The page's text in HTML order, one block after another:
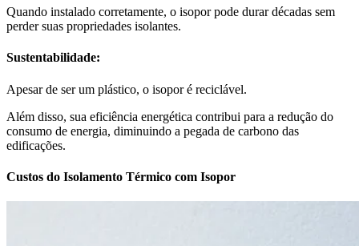
Quando instalado corretamente, o isopor pode durar décadas sem
perder suas propriedades isolantes.
Sustentabilidade:
Apesar de ser um plástico, o isopor é reciclável.
Além disso, sua eficiência energética contribui para a redução do
consumo de energia, diminuindo a pegada de carbono das
edificações.
Custos do Isolamento Térmico com Isopor